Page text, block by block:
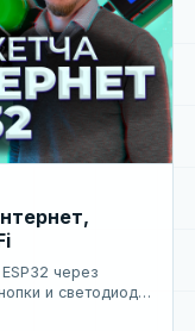
через
и светодиоды,